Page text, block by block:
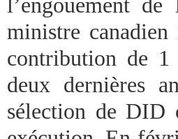
ministre
contribution de
deux dernières
sélection de DID